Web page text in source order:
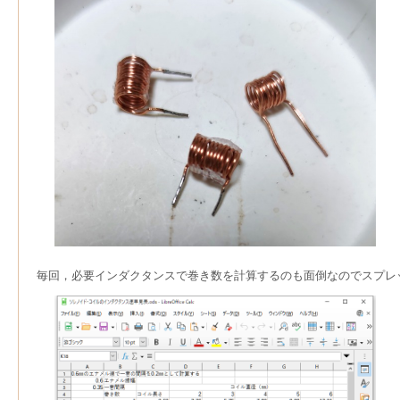
毎回，必要インダクタンスで巻き数を計算するのも面倒なのでスプレ